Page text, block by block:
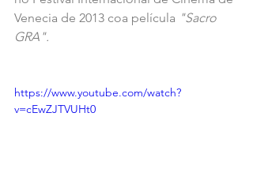
Venecia de 2013 coa película "Sacro
GRA".
https://www.youtube.com/watch?
v=cEwZJTVUHt0